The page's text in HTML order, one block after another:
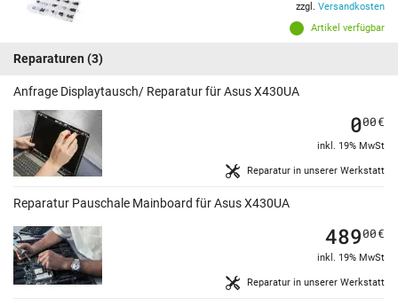
Artikel verfügbar
zzgl. Versandkosten
Reparaturen (3)
Anfrage Displaytausch/ Reparatur für Asus X430UA
Reparatur in unserer Werkstatt
000€
inkl. 19% MwSt
Reparatur Pauschale Mainboard für Asus X430UA
Reparatur in unserer Werkstatt
48900€
inkl. 19% MwSt